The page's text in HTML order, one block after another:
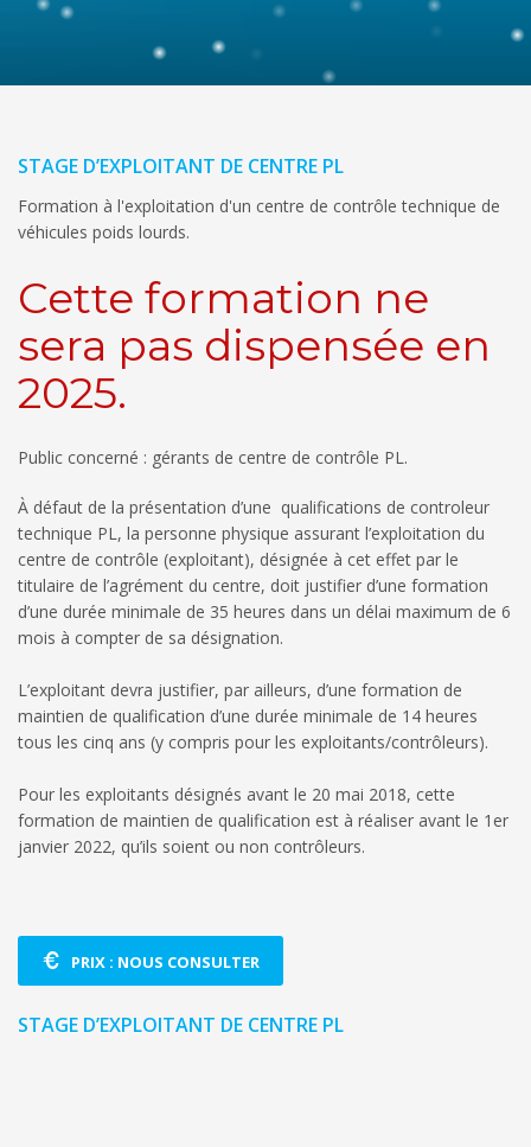
STAGE D’EXPLOITANT DE CENTRE PL
Formation à l'exploitation d'un centre de contrôle technique de
véhicules poids lourds.
Cette formation ne
sera pas dispensée en
2025.
Public concerné : gérants de centre de contrôle PL.
À défaut de la présentation d’une qualifications de controleur
technique PL, la personne physique assurant l’exploitation du
centre de contrôle (exploitant), désignée à cet effet par le
titulaire de l’agrément du centre, doit justifier d’une formation
d’une durée minimale de 35 heures dans un délai maximum de 6
mois à compter de sa désignation.
L’exploitant devra justifier, par ailleurs, d’une formation de
maintien de qualification d’une durée minimale de 14 heures
tous les cinq ans (y compris pour les exploitants/contrôleurs).
Pour les exploitants désignés avant le 20 mai 2018, cette
formation de maintien de qualification est à réaliser avant le 1er
janvier 2022, qu’ils soient ou non contrôleurs.
PRIX : NOUS CONSULTER
STAGE D’EXPLOITANT DE CENTRE PL